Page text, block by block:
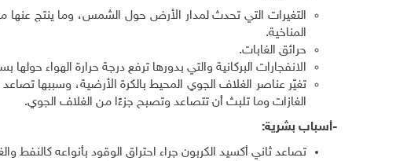
التغيرات التي تحدث لمدار الأرض حول الشمس، وما ينتج
المناخية.
حرائق الغابات.
الانفجارات البركانية والتي بدورها ترفع درجة حرارة الهواء
تغيّر عناصر الغلاف الجوي المحيط بالكرة الأرضية، وسببها
الغازات وما تلبث أن تتصاعد وتصبح جزءًا من الغلاف الجوي.
-أسباب بشرية:
تصاعد ثاني أكسيد الكربون جراء احتراق الوقود بأنواعه كالنفط